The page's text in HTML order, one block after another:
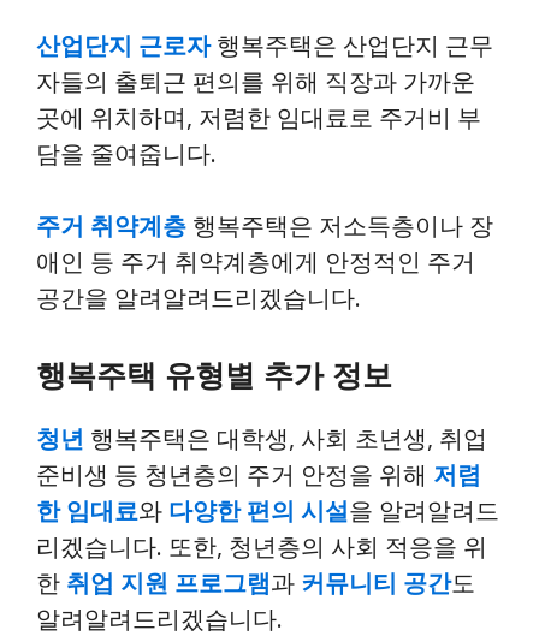
산업단지 근로자행복주택은 산업단지 근무
자들의 출퇴근 편의를 위해 직장과 가까운
곳에 위치하며, 저렴한 임대료로 주거비 부
담을 줄여줍니다.
주거 취약계층 행복주택은 저소득층이나 장
애인 등 주거 취약계층에게 안정적인 주거
공간을 알려알려드리겠습니다.
행복주택 유형별 추가 정보
청년 행복주택은 대학생, 사회 초년생, 취업
준비생 등 청년층의 주거 안정을 위해 저렴
한 임대료와 다양한 편의 시설을 알려알려드
리겠습니다. 또한, 청년층의 사회 적응을 위
한 취업 지원 프로그램과 커뮤니티 공간도
알려알려드리겠습니다.